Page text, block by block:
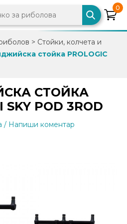
0
> Стойки, колчета и
стойка PROLOGIC
СТОЙКА
SKY POD 3ROD
/ Напиши коментар